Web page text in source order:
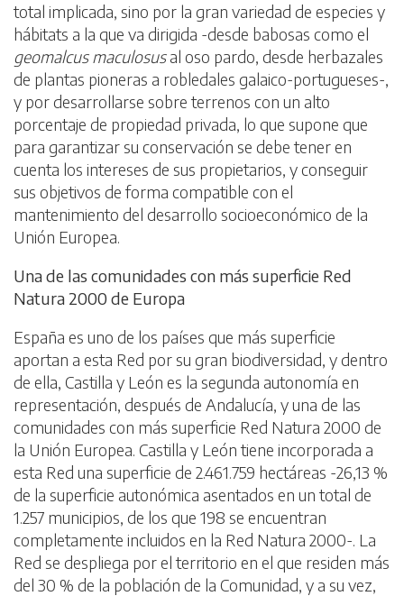
total implicada, sino por la gran variedad de especies y
hábitats a la que va dirigida -desde babosas como el
geomalcus maculosusal oso pardo, desde herbazales
de plantas pioneras a robledales galaico-portugueses-,
y por desarrollarse sobre terrenos con un alto
porcentaje de propiedad privada, lo que supone que
para garantizar su conservación se debe tener en
cuenta los intereses de sus propietarios, y conseguir
sus objetivos de forma compatible con el
mantenimiento del desarrollo socioeconómico de la
Unión Europea.
Una de las comunidades con más superficie Red
Natura 2000 de Europa
España es uno de los países que más superficie
aportan a esta Red por su gran biodiversidad, y dentro
de ella, Castilla y León es la segunda autonomía en
representación, después de Andalucía, y una de las
comunidades con más superficie Red Natura 2000 de
la Unión Europea. Castilla y León tiene incorporada a
esta Red una superficie de 2.461.759 hectáreas -26,13 %
de la superficie autonómica asentados en un total de
1.257 municipios, de los que 198 se encuentran
completamente incluidos en la Red Natura 2000-. La
Red se despliega por el territorio en el que residen más
del 30 % de la población de la Comunidad, y a su vez,